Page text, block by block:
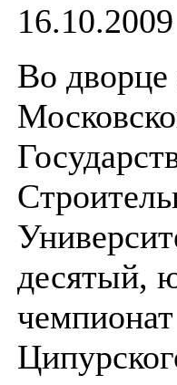
Во дворце
десятый,